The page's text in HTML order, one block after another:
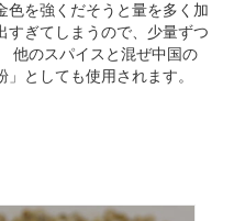
色を強くだそうと量を多く加
すぎてしまうので、少量ずつ
他のスパイスと混ぜ中国の
としても使用されます。